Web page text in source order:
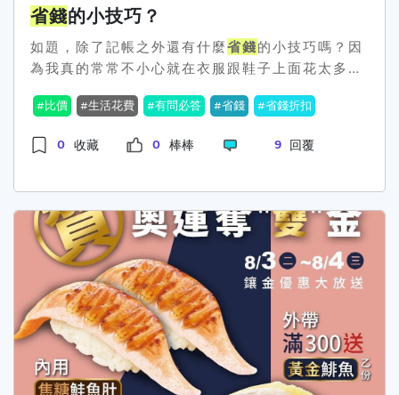
餐」，自助餐便宜且富有飽足感，但大多大學旁的
自助餐都較為油膩，所以..沒有這麼建議。大家還
有什麼飲食上的小建議呢！！歡迎分享喔～
省錢的小技巧？
如題，除了記帳之外還有什麼省錢的小技巧嗎？因
為我真的常常不小心就在衣服跟鞋子上面花太多錢
給我😣
比價 生活花費 有問必答 省錢 省錢折扣
0 收藏 0 棒棒 9 回覆